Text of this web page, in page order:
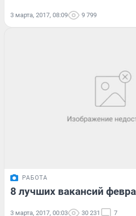
3 марта, 2017, 08:09 9 799
РАБОТА
8 лучших вакансий
3 марта, 2017, 00:03 30 231 7